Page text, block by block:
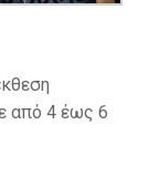
από 4 έως 6